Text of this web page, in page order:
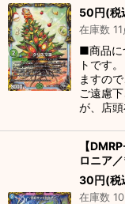
50円(税
在庫数 11
■商品に
トです
ますの
ご遠慮
が、店
【
ロニア
30円(税
在庫数